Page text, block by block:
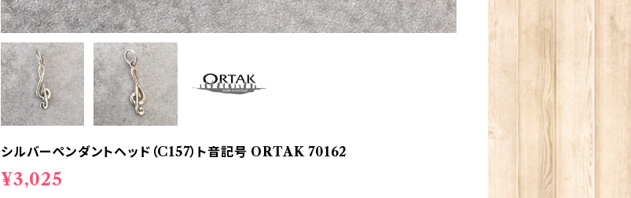
シルバーペンダントヘッド（C157）ト音記号 ORTAK 70162
¥3,025